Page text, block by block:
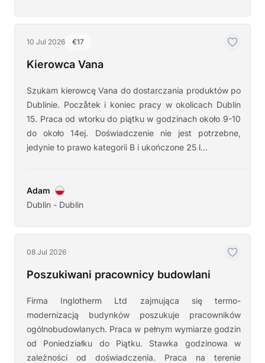
10 Jul 2026 €17
Kierowca Vana
Szukam kierowcę Vana do dostarczania produktów po
Dublinie. Poczåtek i koniec pracy w okolicach Dublin
15. Praca od wtorku do piątku w godzinach około 9-10
do około 14ej. Doświadczenie nie jest potrzebne,
jedynie to prawo kategorii B i ukończone 25 l...
Adam
Dublin - Dublin
08 Jul 2026
Poszukiwani pracownicy budowlani
Firma Inglotherm Ltd zajmująca się termo-
modernizacją budynków poszukuje pracowników
ogólnobudowlanych. Praca w pełnym wymiarze godzin
od Poniedziałku do Piątku. Stawka godzinowa w
zależności od doświadczenia. Praca na terenie